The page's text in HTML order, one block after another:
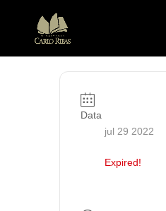
Data
jul 29 2022
Expired!